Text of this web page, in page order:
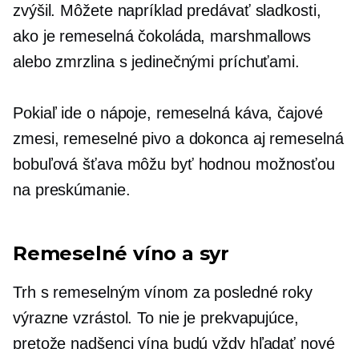
zvýšil. Môžete napríklad predávať sladkosti,
ako je remeselná čokoláda, marshmallows
alebo zmrzlina s jedinečnými príchuťami.
Pokiaľ ide o nápoje, remeselná káva, čajové
zmesi, remeselné pivo a dokonca aj remeselná
bobuľová šťava môžu byť hodnou možnosťou
na preskúmanie.
Remeselné víno a syr
Trh s remeselným vínom za posledné roky
výrazne vzrástol. To nie je prekvapujúce,
pretože nadšenci vína budú vždy hľadať nové